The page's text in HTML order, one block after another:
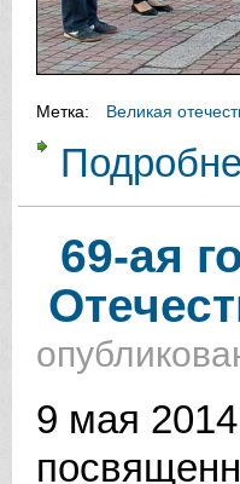
Метка: Великая
69-ая
9 мая